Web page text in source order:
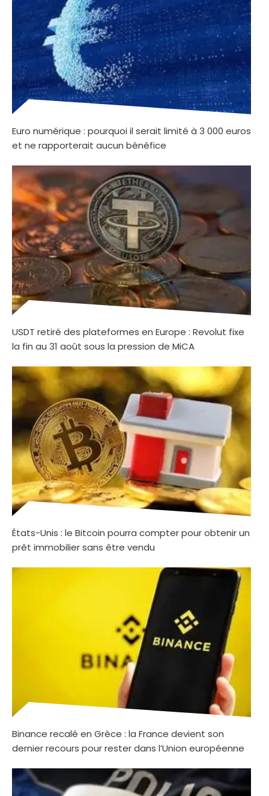
Euro numérique : pourquoi il serait limité à 3 000 euros
et ne rapporterait aucun bénéfice
USDT retiré des plateformes en Europe : Revolut fixe
la fin au 31 août sous la pression de MiCA
États-Unis : le Bitcoin pourra compter pour obtenir un
prêt immobilier sans être vendu
Binance recalé en Grèce : la France devient son
dernier recours pour rester dans l’Union européenne